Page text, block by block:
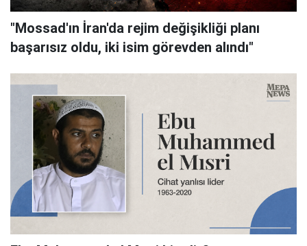
"Mossad'ın İran'da rejim değişikliği planı
başarısız oldu, iki isim görevden alındı"